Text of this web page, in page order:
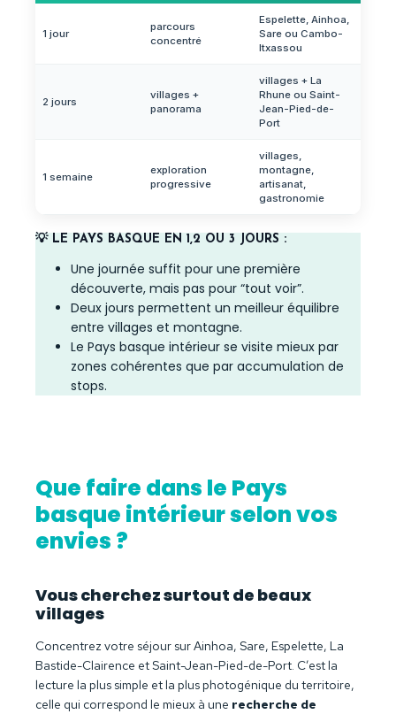
1 jour
parcours
concentré
Espelette, Ainhoa,
Sare ou Cambo-
Itxassou
2 jours
villages +
panorama
villages + La
Rhune ou Saint-
Jean-Pied-de-
Port
1 semaine
exploration
progressive
villages,
montagne,
artisanat,
gastronomie
💡 LE PAYS BASQUE EN 1,2 OU 3 JOURS :
Une journée suffit pour une première
découverte, mais pas pour “tout voir”.
Deux jours permettent un meilleur équilibre
entre villages et montagne.
Le Pays basque intérieur se visite mieux par
zones cohérentes que par accumulation de
stops.
Que faire dans le Pays
basque intérieur selon vos
envies ?
Vous cherchez surtout de beaux
villages
Concentrez votre séjour sur Ainhoa, Sare, Espelette, La
Bastide-Clairence et Saint-Jean-Pied-de-Port. C’est la
lecture la plus simple et la plus photogénique du territoire,
celle qui correspond le mieux à une recherche de